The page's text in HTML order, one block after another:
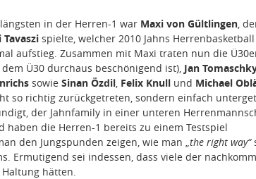
in der Herren-1 war Maxi von Gültlingen ,
Tavaszi spielte, welcher 2010 Jahns Herrenbasketball
aufstieg. Zusammen mit Maxi traten nun die
Ü30 durchaus beschönigend ist), Jan
sowie Sinan Özdil Felix Knull und Michael
so richtig zurückgetreten, sondern einfach
der Jahnfamily in einer unteren
die Herren-1 bereits zu einem Testspiel
den Jungspunden zeigen, wie man „ the right way“
Ermutigend sei indessen, dass viele der
hätten.